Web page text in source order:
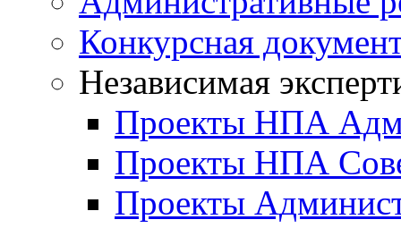
Конкурсная
Независимая
Проекты НПА
Проекты НПА
Проекты